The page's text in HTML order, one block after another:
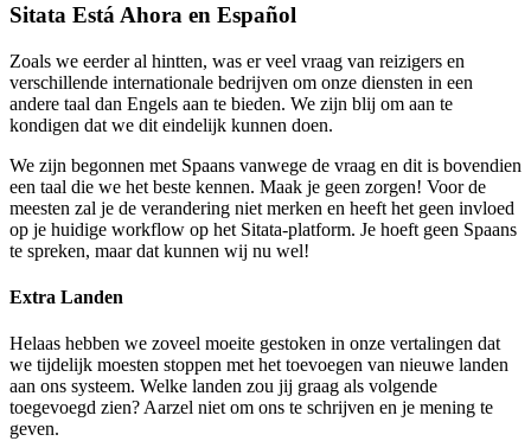
Sitata Está Ahora en Español
Zoals we eerder al hintten, was er veel vraag van reizigers en
verschillende internationale bedrijven om onze diensten in een
andere taal dan Engels aan te bieden. We zijn blij om aan te
kondigen dat we dit eindelijk kunnen doen.
We zijn begonnen met Spaans vanwege de vraag en dit is bovendien
een taal die we het beste kennen. Maak je geen zorgen! Voor de
meesten zal je de verandering niet merken en heeft het geen invloed
op je huidige workflow op het Sitata-platform. Je hoeft geen Spaans
te spreken, maar dat kunnen wij nu wel!
Extra Landen
Helaas hebben we zoveel moeite gestoken in onze vertalingen dat
we tijdelijk moesten stoppen met het toevoegen van nieuwe landen
aan ons systeem. Welke landen zou jij graag als volgende
toegevoegd zien? Aarzel niet om ons te schrijven en je mening te
geven.